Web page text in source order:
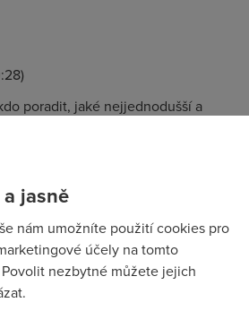
poradit, jaké nejjednodušší a
domě, v okrese Nový Jičín?
...ale smis ho pouzivat maximalne 0
proste blba odpoved. Specifikuj
jasně
nám umožníte použití cookies pro
účely na tomto
nezbytné můžete jejich